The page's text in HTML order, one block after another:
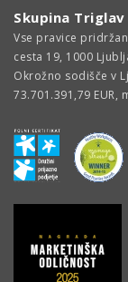
Skupina Triglav
Vse pravice
cesta 19, 1000
Okrožno sodišče v
73.701.391,79 EUR,